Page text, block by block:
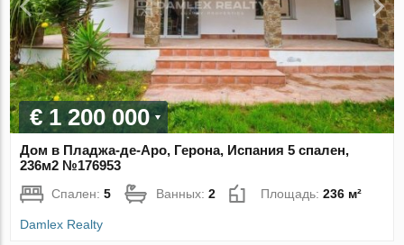
€ 1 200 000
Дом в Пладжа-де-Аро, Герона, Испания 5 спален,
236м2 №176953
Спален:5 Ванных:2 Площадь:236 м²
Damlex Realty